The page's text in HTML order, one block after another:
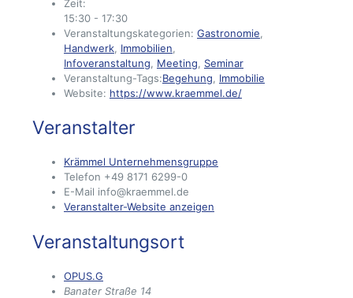
Zeit:
15:30 - 17:30
Veranstaltungskategorien: Gastronomie,
Handwerk, Immobilien,
Infoveranstaltung, Meeting, Seminar
Veranstaltung-Tags:Begehung, Immobilie
Website: https://www.kraemmel.de/
Veranstalter
Krämmel Unternehmensgruppe
Telefon +49 8171 6299-0
E-Mail info@kraemmel.de
Veranstalter-Website anzeigen
Veranstaltungsort
OPUS.G
Banater Straße 14